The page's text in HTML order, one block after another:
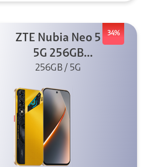
34%
ZTE Nubia Neo 5
5G 256GB
Dorado
256GB / 5G